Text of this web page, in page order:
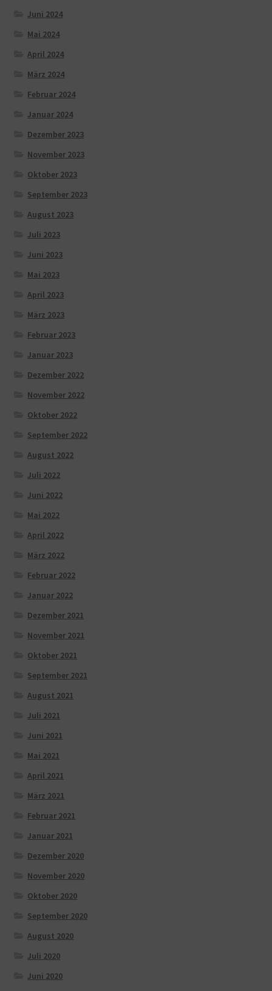
Juni 2024
Mai 2024
April 2024
März 2024
Februar 2024
Januar 2024
Dezember 2023
November 2023
Oktober 2023
September 2023
August 2023
Juli 2023
Juni 2023
Mai 2023
April 2023
März 2023
Februar 2023
Januar 2023
Dezember 2022
November 2022
Oktober 2022
September 2022
August 2022
Juli 2022
Juni 2022
Mai 2022
April 2022
März 2022
Februar 2022
Januar 2022
Dezember 2021
November 2021
Oktober 2021
September 2021
August 2021
Juli 2021
Juni 2021
Mai 2021
April 2021
März 2021
Februar 2021
Januar 2021
Dezember 2020
November 2020
Oktober 2020
September 2020
August 2020
Juli 2020
Juni 2020